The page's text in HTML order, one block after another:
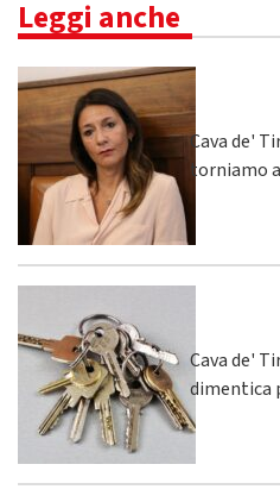
Leggi anche
Cava de'
torniamo
Cava de'
dimentica